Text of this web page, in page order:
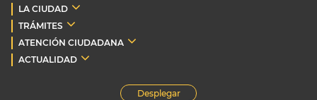
LA CIUDAD
TRÁMITES
ATENCIÓN CIUDADANA
ACTUALIDAD
Desplegar